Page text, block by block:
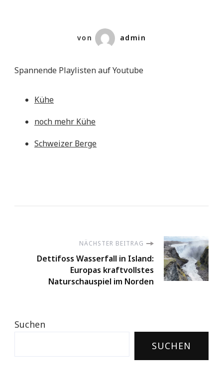
von admin
Spannende Playlisten auf Youtube
Kühe
noch mehr Kühe
Schweizer Berge
Beitragsnavigation
NÄCHSTER BEITRAG
Dettifoss Wasserfall in Island:
Europas kraftvollstes
Naturschauspiel im Norden
Suchen
SUCHEN